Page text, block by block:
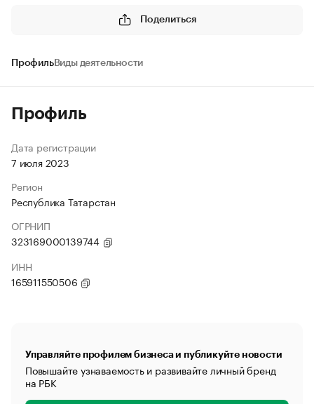
Поделиться
ПрофильВиды деятельности
Профиль
Дата регистрации
7 июля 2023
Регион
Республика Татарстан
ОГРНИП
323169000139744
ИНН
165911550506
Управляйте профилем бизнеса и публикуйте новости
Повышайте узнаваемость и развивайте личный бренд
на РБК